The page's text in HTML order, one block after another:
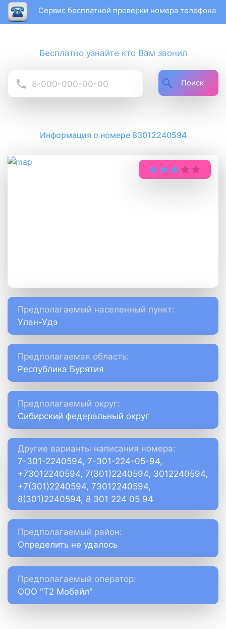
Сервис бесплатной проверки номера телефона
Бесплатно узнайте кто Вам звонил
Поиск
Информация о номере 83012240594
Предполагаемый населенный пункт:
Улан-Удэ
Предполагаемая область:
Республика Бурятия
Предполагаемый округ:
Сибирский федеральный округ
Другие варианты написания номера:
7-301-2240594, 7-301-224-05-94,
+73012240594, 7(301)2240594, 3012240594,
+7(301)2240594, 73012240594,
8(301)2240594, 8 301 224 05 94
Предполагаемый район:
Определить не удалось
Предполагаемый оператор:
ООО "Т2 Мобайл"